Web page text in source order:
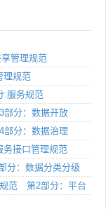
管理规范
理规范
:服务规范
分：数据开放
分：数据治理
务接口管理规范
分：数据分类分级
范 第2部分：平台